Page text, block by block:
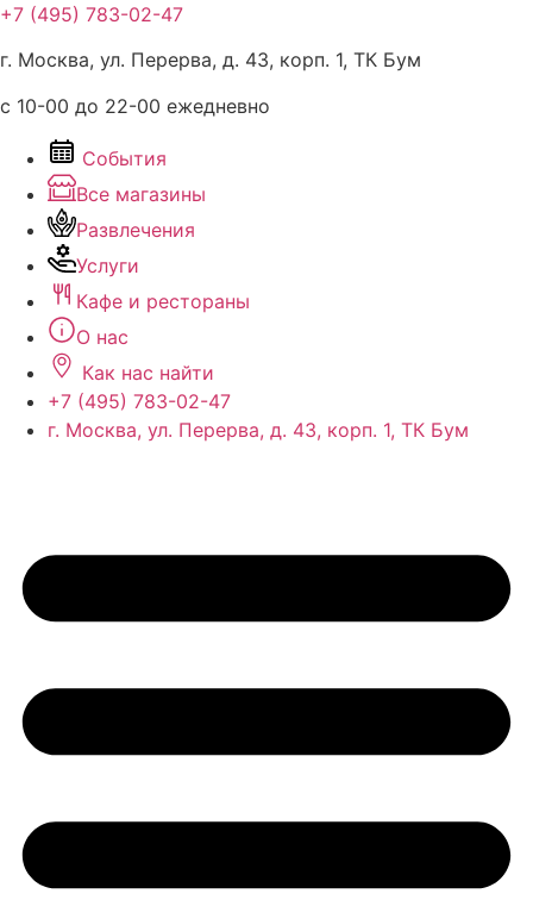
Перейти
содержимому
+7 (495) 783-02-47
г. Москва, ул. Перерва, д. 43, корп. 1, ТК Бум
с 10-00 до 22-00 ежедневно
События
Все магазины
Развлечения
Услуги
Кафе и рестораны
О нас
Как нас найти
+7 (495) 783-02-47
г. Москва, ул. Перерва, д. 43, корп. 1, ТК Бум